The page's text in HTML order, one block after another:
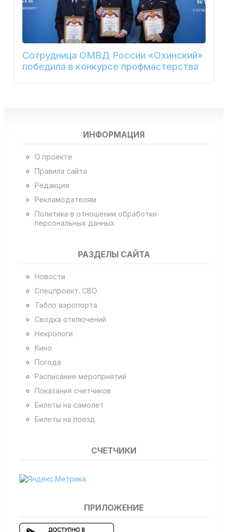
Сотрудница ОМВД России «Охинский»
победила в конкурсе профмастерства
ИНФОРМАЦИЯ
О проекте
Правила сайта
Редакция
Рекламодателям
Политика в отношении обработки
персональных данных
РАЗДЕЛЫ САЙТА
Новости
Спецпроект. СВО
Табло аэропорта
Сводка отключений
Некрологи
Кино
Погода
Расписание мероприятий
Показания счетчиков
Билеты на самолет
Билеты на поезд
СЧЕТЧИКИ
ПРИЛОЖЕНИЕ